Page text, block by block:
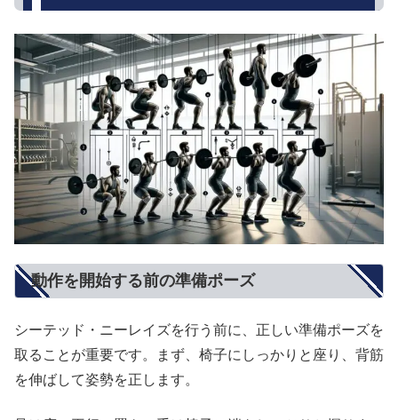
動作を開始する前の準備ポーズ
シーテッド・ニーレイズを行う前に、正しい準備ポーズを
取ることが重要です。まず、椅子にしっかりと座り、背筋
を伸ばして姿勢を正します。